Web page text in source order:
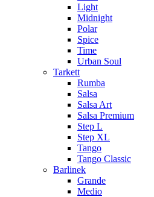
Light
Midnight
Polar
Spice
Time
Urban Soul
Tarkett
Rumba
Salsa
Salsa Art
Salsa Premium
Step L
Step XL
Tango
Tango Classic
Barlinek
Grande
Medio